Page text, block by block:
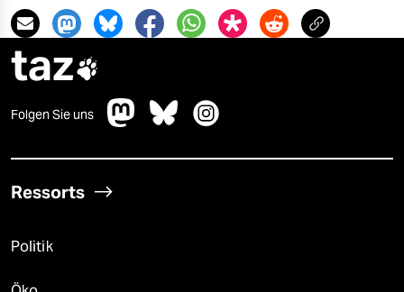
taz
Folgen Sie uns
Ressorts
Politik